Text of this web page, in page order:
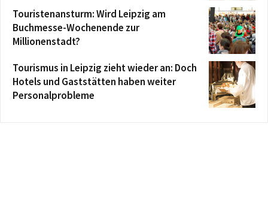
Touristenansturm: Wird Leipzig am
Buchmesse-Wochenende zur
Millionenstadt?
Tourismus in Leipzig zieht wieder an: Doch
Hotels und Gaststätten haben weiter
Personalprobleme